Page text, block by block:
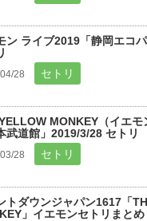
ン ライブ2019「静岡エコパ
28 セトリ
MONKEY（イエモ
武道館」2019/3/28 セトリ
28 セトリ
トダウンジャパン1617「
」イエモンセトリまとめ